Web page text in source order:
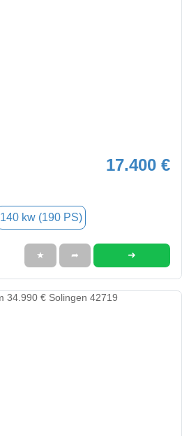
17.400 €
140 kw (190 PS)
★ ➦ ➜